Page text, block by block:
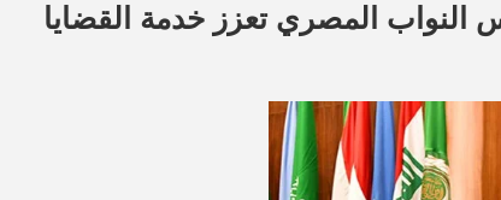
المصري تعزز خدمة القضايا